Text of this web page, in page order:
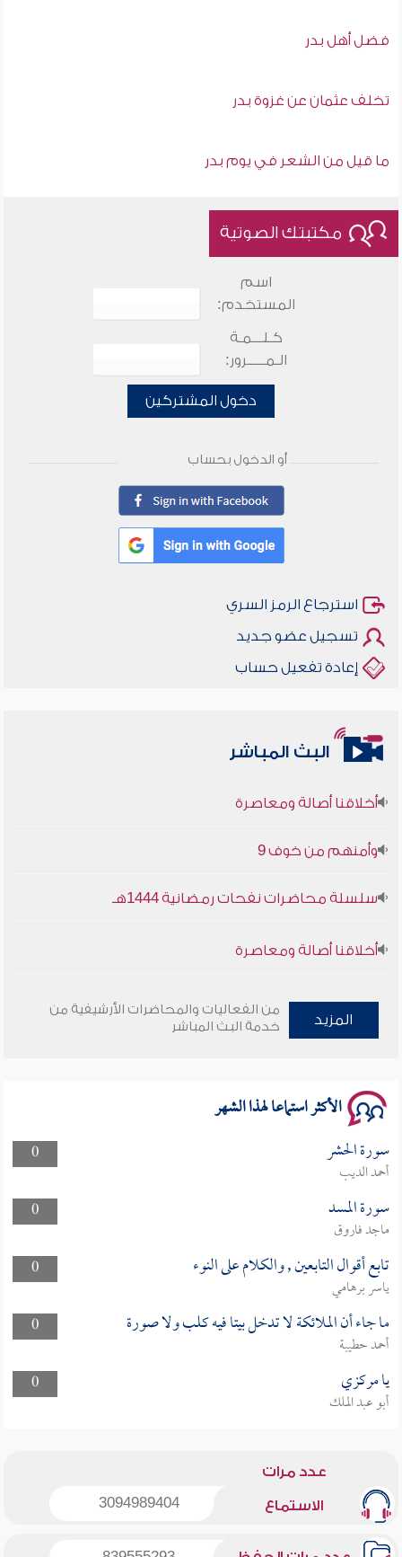
فضل أهل بدر
تخلف عثمان عن غزوة بدر
ما قيل من الشعر في يوم بدر
مكتبتك الصوتية
اسم
المستخدم:
كـلـــمـة
الـمـــــرور:
دخول المشتركين
أو الدخول بحساب
استرجاع الرمز السري
تسجيل عضو جديد
إعادة تفعيل حساب
البث المباشر
سلسلة محاضرات نفحات رمضانية 1444هـ
المزيد
من الفعاليات والمحاضرات الأرشيفية من
خدمة البث المباشر
الأكثر استماعا لهذا الشهر
0 سورة الحشر
أحمد الديب
0
سورة المسد
ماجد فاروق
0
تابع أقوال التابعين , والكلام على النوء
ياسر برهامي
0
ما جاء أن الملائكة لا تدخل بيتا فيه كلب ولا صورة
أحمد حطيبة
0
يا مركزي
أبو عبد الملك
عدد مرات
الاستماع 3094989404